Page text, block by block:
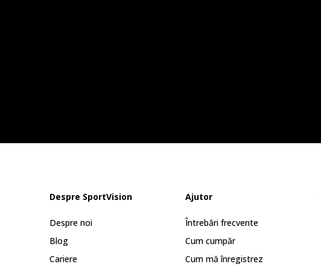
Despre SportVision
Despre noi
Blog
Cariere
Ajutor
Întrebări frecvente
Cum cumpăr
Cum mă înregistrez